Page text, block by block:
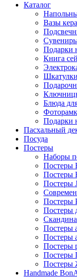
Каталог
Вазы
Подарки
Книга
Блюда
Подарки
Пасхальный
Посуда
Постеры
Наборы
Постеры
Постеры
Постеры
Постеры
Постеры
Постеры
Постеры
Постеры
Постеры
Постеры
Handmade